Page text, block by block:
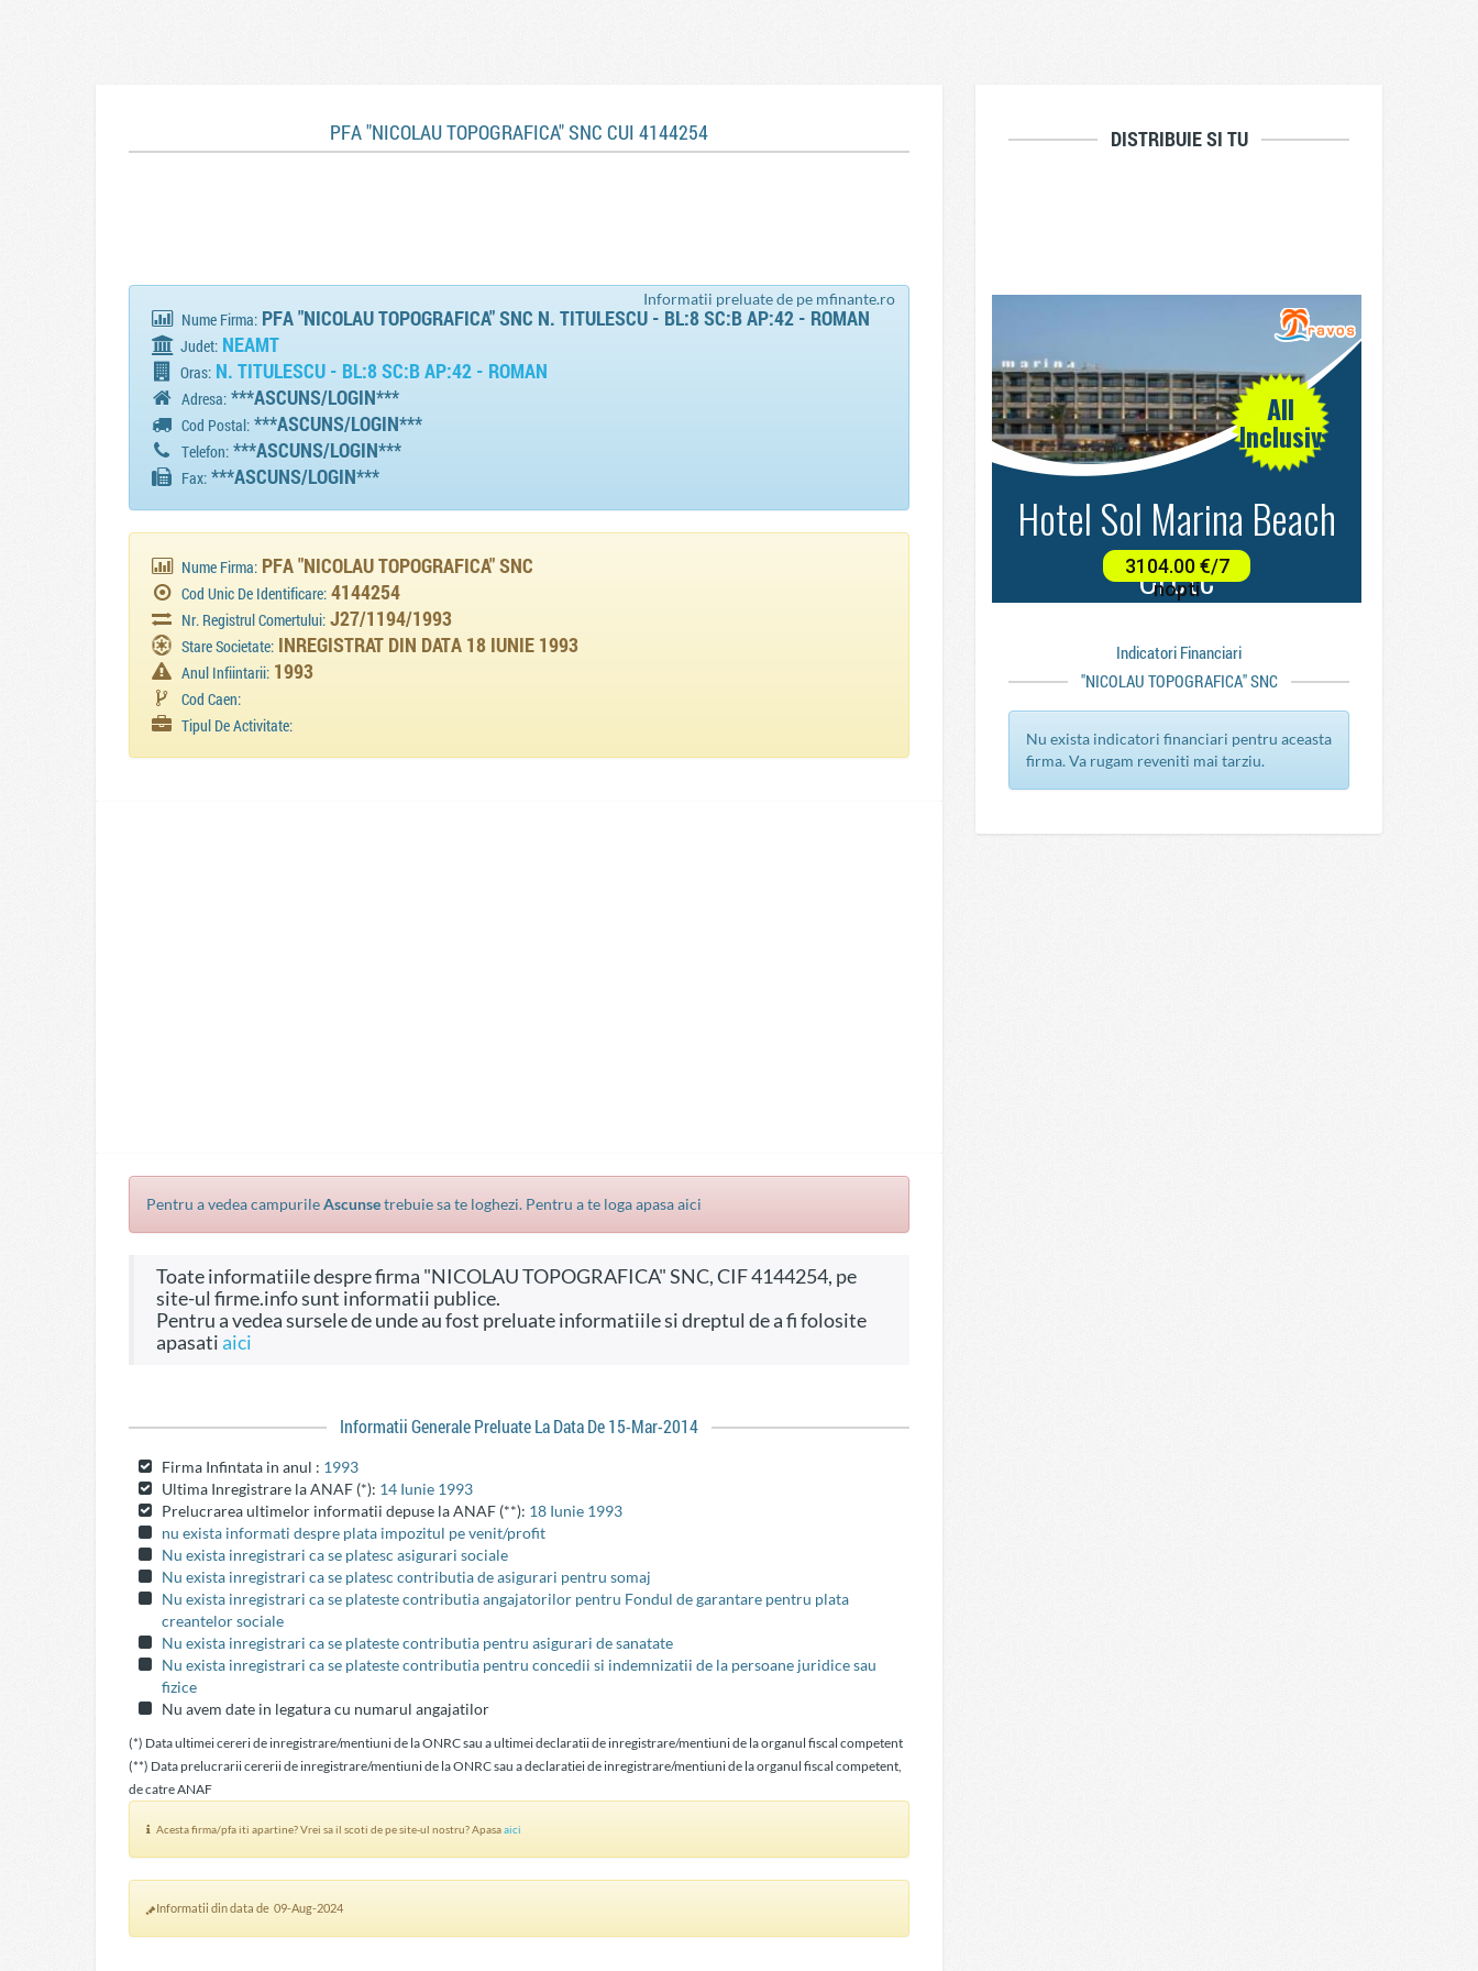
PFA "NICOLAU TOPOGRAFICA" SNC CUI 4144254
Informatii preluate de pe mfinante.ro
Nume Firma: PFA "NICOLAU TOPOGRAFICA" SNC N. TITULESCU - BL:8 SC:B AP:42 - ROMAN
Judet: NEAMT
Oras: N. TITULESCU - BL:8 SC:B AP:42 - ROMAN
Adresa: ***ASCUNS/LOGIN***
Cod Postal: ***ASCUNS/LOGIN***
Telefon: ***ASCUNS/LOGIN***
Fax: ***ASCUNS/LOGIN***
Nume Firma: PFA "NICOLAU TOPOGRAFICA" SNC
Cod Unic De Identificare: 4144254
Nr. Registrul Comertului: J27/1194/1993
Stare Societate: INREGISTRAT DIN DATA 18 IUNIE 1993
Anul Infiintarii: 1993
Cod Caen:
Tipul De Activitate:
Pentru a vedea campurileAscunsetrebuie sa te loghezi. Pentru a te loga apasa aici
Toate informatiile despre firma "NICOLAU TOPOGRAFICA" SNC, CIF 4144254, pe
site-ul firme.info sunt informatii publice.
Pentru a vedea sursele de unde au fost preluate informatiile si dreptul de a fi folosite
apasatiaici
Informatii Generale Preluate La Data De 15-Mar-2014
Firma Infintata in anul : 1993
Ultima Inregistrare la ANAF (*): 14 Iunie 1993
Prelucrarea ultimelor informatii depuse la ANAF (**): 18 Iunie 1993
nu exista informati despre plata impozitul pe venit/profit
Nu exista inregistrari ca se platesc asigurari sociale
Nu exista inregistrari ca se platesc contributia de asigurari pentru somaj
Nu exista inregistrari ca se plateste contributia angajatorilor pentru Fondul de garantare pentru plata
creantelor sociale
Nu exista inregistrari ca se plateste contributia pentru asigurari de sanatate
Nu exista inregistrari ca se plateste contributia pentru concedii si indemnizatii de la persoane juridice sau
fizice
Nu avem date in legatura cu numarul angajatilor
(*) Data ultimei cereri de inregistrare/mentiuni de la ONRC sau a ultimei declaratii de inregistrare/mentiuni de la organul fiscal competent
(**) Data prelucrarii cererii de inregistrare/mentiuni de la ONRC sau a declaratiei de inregistrare/mentiuni de la organul fiscal competent,
de catre ANAF
Acesta firma/pfa iti apartine? Vrei sa il scoti de pe site-ul nostru? Apasaaici
Informatii din data de 09-Aug-2024
DISTRIBUIE SI TU
Indicatori Financiari
"NICOLAU TOPOGRAFICA" SNC
Nu exista indicatori financiari pentru aceasta
firma. Va rugam reveniti mai tarziu.